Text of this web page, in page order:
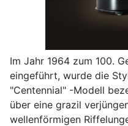
Im Jahr 1964 zum 100.
eingeführt, wurde die
"Centennial" -Modell
über eine grazil
wellenförmigen